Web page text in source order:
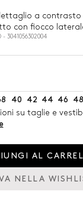
a contrasto
con fiocco
3041056302004
40 42 44 46 48
su taglie e
AL
NELLA